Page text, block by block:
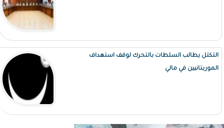
التكتل يطالب السلطات بالتحرك لوقف استهداف
الموريتانيين في مالي